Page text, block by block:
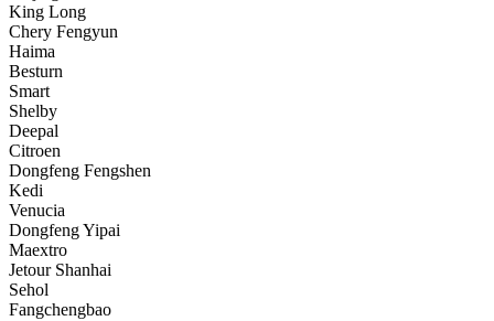
King Long
Chery Fengyun
Haima
Besturn
Smart
Shelby
Deepal
Citroen
Dongfeng Fengshen
Kedi
Venucia
Dongfeng Yipai
Maextro
Jetour Shanhai
Sehol
Fangchengbao